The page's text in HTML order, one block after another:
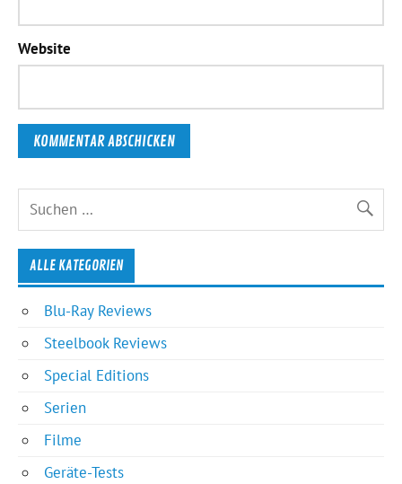
Website
ALLE KATEGORIEN
Blu-Ray Reviews
Steelbook Reviews
Special Editions
Serien
Filme
Geräte-Tests